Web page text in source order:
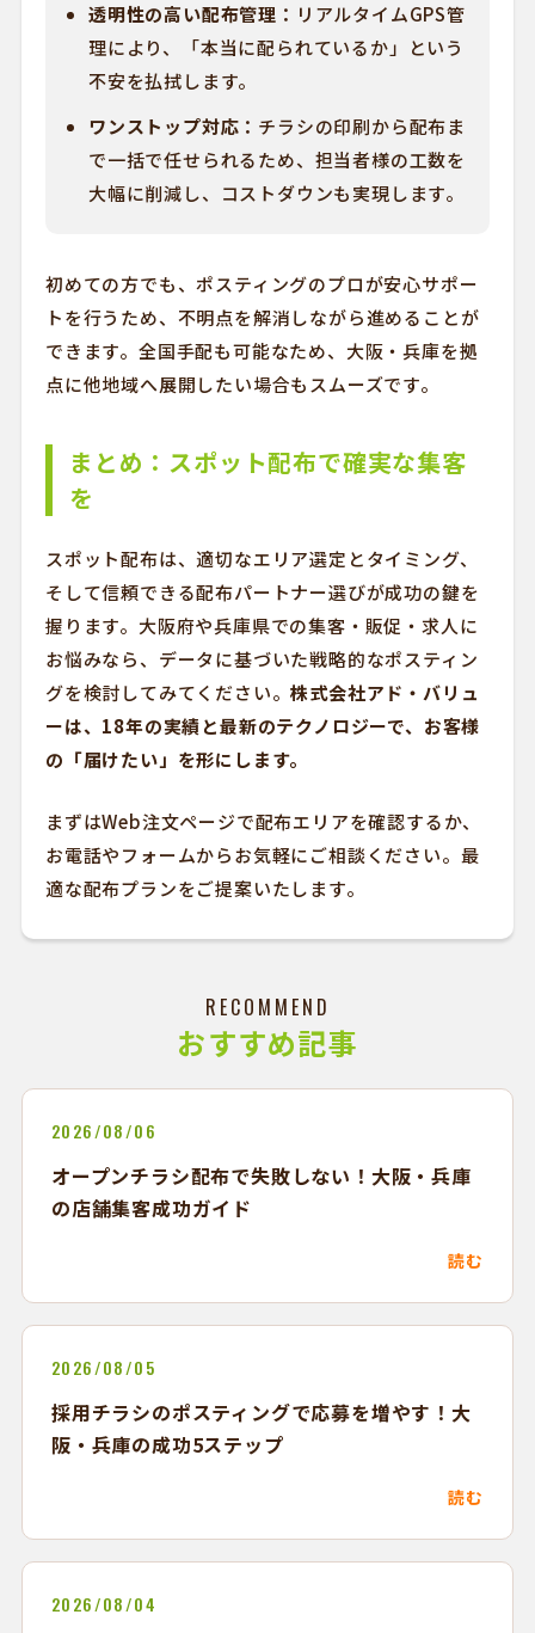
透明性の高い配布管理： リアルタイムGPS管
理により、「本当に配られているか」という
不安を払拭します。
ワンストップ対応： チラシの印刷から配布ま
で一括で任せられるため、担当者様の工数を
大幅に削減し、コストダウンも実現します。
初めての方でも、ポスティングのプロが安心サポー
トを行うため、不明点を解消しながら進めることが
できます。全国手配も可能なため、大阪・兵庫を拠
点に他地域へ展開したい場合もスムーズです。
まとめ：スポット配布で確実な集客
を
スポット配布は、適切なエリア選定とタイミング、
そして信頼できる配布パートナー選びが成功の鍵を
握ります。大阪府や兵庫県での集客・販促・求人に
お悩みなら、データに基づいた戦略的なポスティン
グを検討してみてください。株式会社アド・バリュ
ーは、18年の実績と最新のテクノロジーで、お客様
の「届けたい」を形にします。
まずはWeb注文ページで配布エリアを確認するか、
お電話やフォームからお気軽にご相談ください。最
適な配布プランをご提案いたします。
RECOMMEND
おすすめ記事
2026/08/06
オープンチラシ配布で失敗しない！大阪・兵庫
の店舗集客成功ガイド
読む
2026/08/05
採用チラシのポスティングで応募を増やす！大
阪・兵庫の成功5ステップ
読む
2026/08/04